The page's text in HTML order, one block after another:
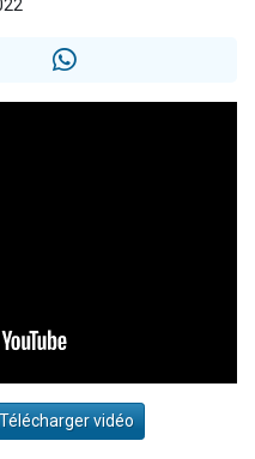
de faire un don pour Sauvez la jambe de Yohan
vidéo